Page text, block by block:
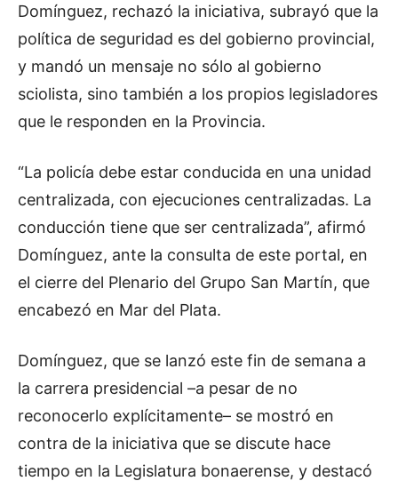
Domínguez, rechazó la iniciativa, subrayó que la
política de seguridad es del gobierno provincial,
y mandó un mensaje no sólo al gobierno
sciolista, sino también a los propios legisladores
que le responden en la Provincia.
“La policía debe estar conducida en una unidad
centralizada, con ejecuciones centralizadas. La
conducción tiene que ser centralizada”, afirmó
Domínguez, ante la consulta de este portal, en
el cierre del Plenario del Grupo San Martín, que
encabezó en Mar del Plata.
Domínguez, que se lanzó este fin de semana a
la carrera presidencial –a pesar de no
reconocerlo explícitamente– se mostró en
contra de la iniciativa que se discute hace
tiempo en la Legislatura bonaerense, y destacó